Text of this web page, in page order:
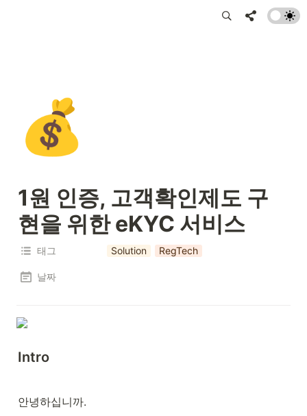
💰
1원 인증, 고객확인제도 구
현을 위한 eKYC 서비스
태그 Solution RegTech
날짜
Intro
안녕하십니까.